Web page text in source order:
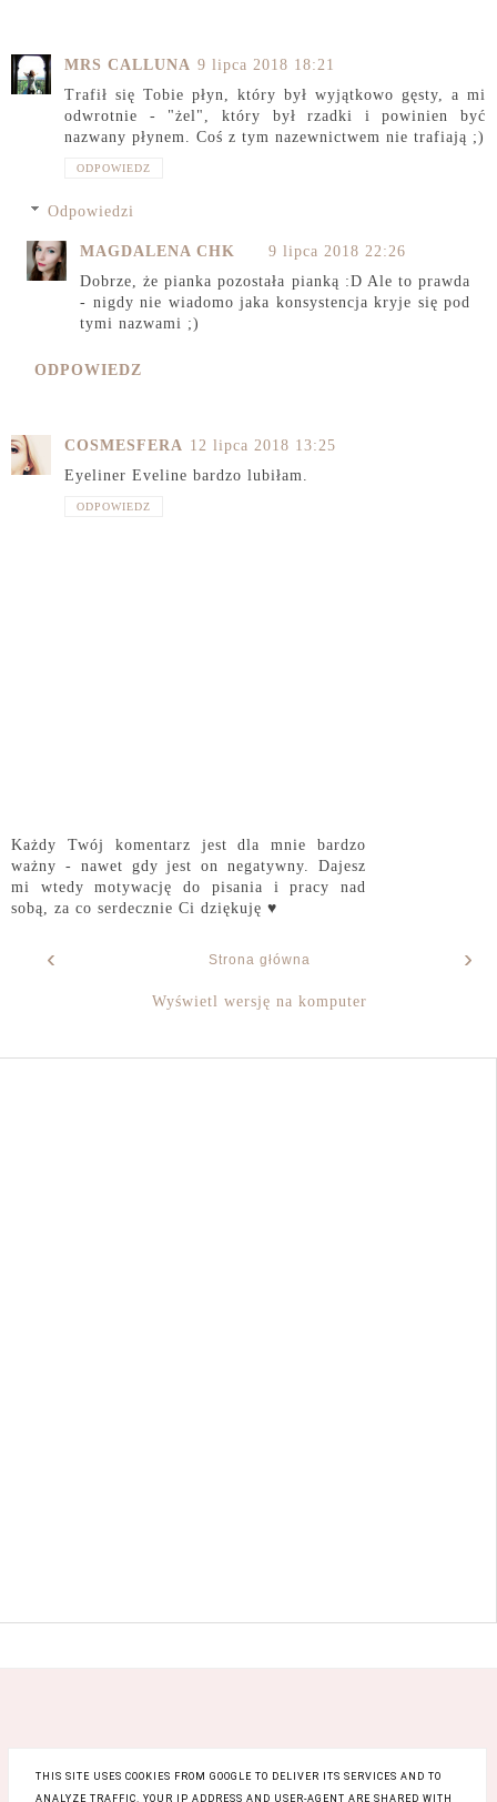
MRS CALLUNA 9 lipca 2018 18:21
Trafił się Tobie płyn, który był wyjątkowo gęsty, a mi
odwrotnie - "żel", który był rzadki i powinien być
nazwany płynem. Coś z tym nazewnictwem nie trafiają ;)
ODPOWIEDZ
Odpowiedzi
MAGDALENA CHK
9 lipca 2018 22:26
Dobrze, że pianka pozostała pianką :D Ale to prawda
- nigdy nie wiadomo jaka konsystencja kryje się pod
tymi nazwami ;)
ODPOWIEDZ
COSMESFERA 12 lipca 2018 13:25
Eyeliner Eveline bardzo lubiłam.
ODPOWIEDZ
Każdy Twój komentarz jest dla mnie bardzo
ważny - nawet gdy jest on negatywny. Dajesz
mi wtedy motywację do pisania i pracy nad
sobą, za co serdecznie Ci dziękuję ♥
‹ ›
Strona główna
Wyświetl wersję na komputer
THIS SITE USES COOKIES FROM GOOGLE TO DELIVER ITS SERVICES AND TO
ANALYZE TRAFFIC. YOUR IP ADDRESS AND USER-AGENT ARE SHARED WITH